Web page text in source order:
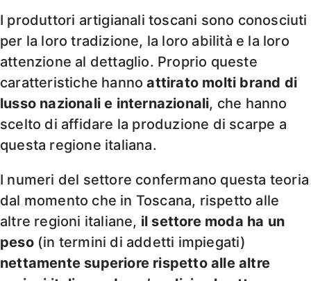
I produttori artigianali toscani sono conosciuti
per la loro tradizione, la loro abilità e la loro
attenzione al dettaglio. Proprio queste
caratteristiche hannoattirato molti brand di
lusso nazionali e internazionali, che hanno
scelto di affidare la produzione di scarpe a
questa regione italiana.
I numeri del settore confermano questa teoria
dal momento che in Toscana, rispetto alle
altre regioni italiane, il settore moda ha un
peso(in termini di addetti impiegati)
nettamente superiore rispetto alle altre